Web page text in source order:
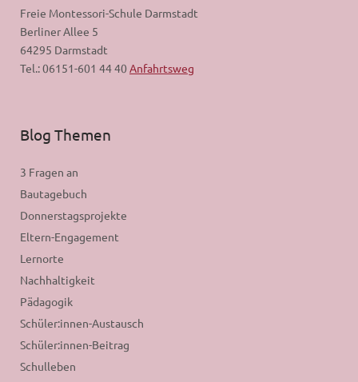
Freie Montessori-Schule Darmstadt
Berliner Allee 5
64295 Darmstadt
Tel.: 06151-601 44 40Anfahrtsweg
Blog Themen
3 Fragen an
Bautagebuch
Donnerstagsprojekte
Eltern-Engagement
Lernorte
Nachhaltigkeit
Pädagogik
Schüler:innen-Austausch
Schüler:innen-Beitrag
Schulleben